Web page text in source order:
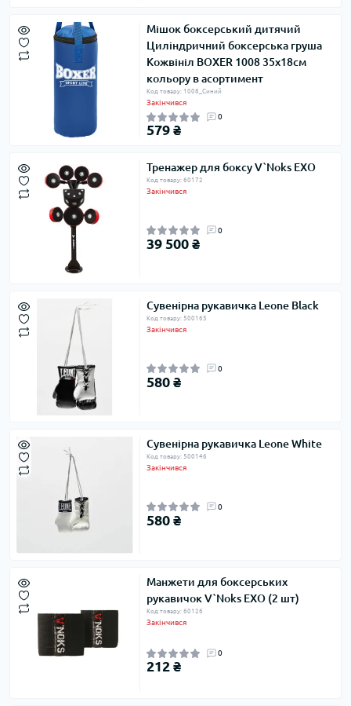
Мішок боксерський дитячий
Циліндричний боксерська груша
Кожвініл BOXER 1008 35х18см
кольору в асортимент
Код товару: 1008_Синий
Закінчився
0
579 ₴
Тренажер для боксу V`Noks EXO
Код товару: 60172
Закінчився
0
39 500 ₴
Сувенірна рукавичка Leone Black
Код товару: 500165
Закінчився
0
580 ₴
Сувенірна рукавичка Leone White
Код товару: 500146
Закінчився
0
580 ₴
Манжети для боксерських
рукавичок V`Noks EXO (2 шт)
Код товару: 60126
Закінчився
0
212 ₴